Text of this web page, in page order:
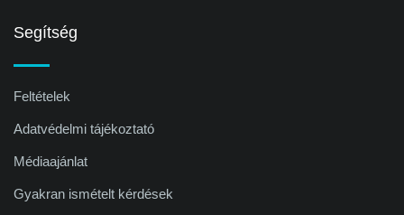
Segítség
Feltételek
Adatvédelmi tájékoztató
Médiaajánlat
Gyakran ismételt kérdések